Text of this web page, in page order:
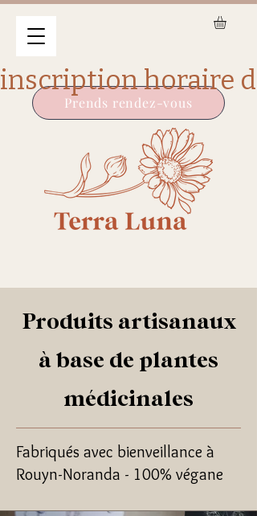
Prends rendez-vous
Produits artisanaux
à base de plantes
médicinales
Fabriqués avec bienveillance à
Rouyn-Noranda - 100% végane